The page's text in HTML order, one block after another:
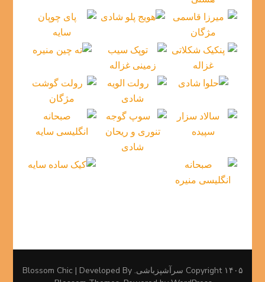
۱۴۰۵ Copyright سرآشپزباشی.
Blossom Chic | Developed By